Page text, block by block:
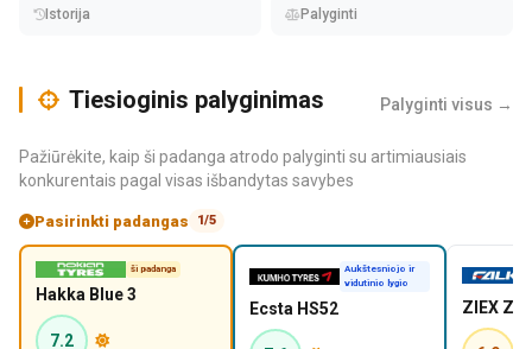
Istorija Palyginti
Tiesioginis palyginimas Palyginti visus →
Pažiūrėkite, kaip ši padanga atrodo palyginti su artimiausiais
konkurentais pagal visas išbandytas savybes
Pasirinkti padangas 1/5
ši padanga
Hakka Blue 3
7.2
Aukštesniojo ir
vidutinio lygio
Ecsta HS52 ZIEX